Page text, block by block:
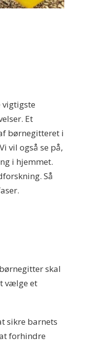
Et
børnegitteret i
vil også se på,
i hjemmet.
Så
skal
vælge et
sikre barnets
forhindre